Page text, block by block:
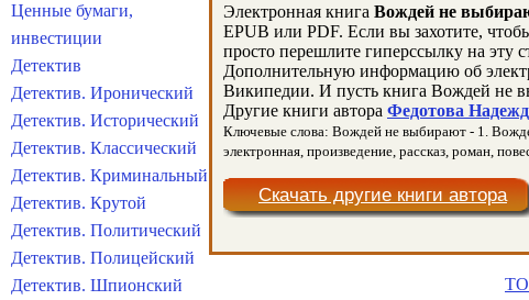
Электронная книга Вождей не
EPUB или PDF. Если вы захотите,
просто перешлите гиперссылку на эту
Дополнительную информацию об
Википедии. И пусть книга Вождей не
Другие книги автора Федотова
Ключевые слова: Вождей не выбирают - 1.
электронная, произведение, рассказ, роман,
Скачать другие книги автора
Ценные бумаги,
инвестиции
Детектив
Детектив. Иронический
Детектив. Исторический
Детектив. Классический
Детектив. Криминальный
Детектив. Крутой
Детектив. Политический
Детектив. Полицейский
Детектив. Шпионский